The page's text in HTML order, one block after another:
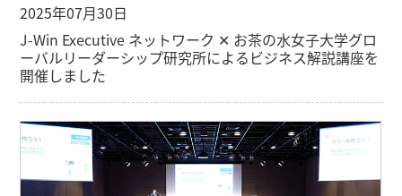
2025年07月30日
J-Win Executive ネットワーク ✕ お茶の水女子大学グロ
ーバルリーダーシップ研究所によるビジネス解説講座を
開催しました